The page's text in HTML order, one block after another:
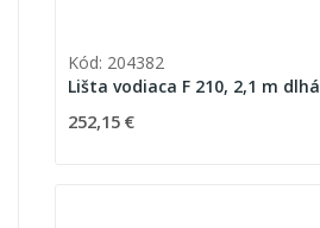
Kód: 204382
Lišta vodiaca F 210, 2,1 m dlhá
252,15 €